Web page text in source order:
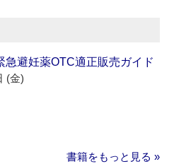
急避妊薬OTC適正販売ガイド
(金)
書籍をもっと見る »